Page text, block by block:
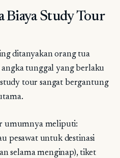
Biaya Study Tour
ditanyakan orang tua
angka tunggal yang berlaku
tour sangat bergantung
umumnya meliputi:
pesawat untuk destinasi
selama menginap), tiket